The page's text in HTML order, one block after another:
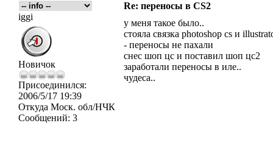
Re: переносы в CS2
iggi
Новичок
Присоединился:
2006/5/17 19:39
Откуда Моск. обл/НЧК
Сообщений: 3
у меня такое было..
стояла связка photoshop cs и
- переносы не пахали
снес шоп цс и поставил шоп цс2
заработали переносы в иле..
чудеса..